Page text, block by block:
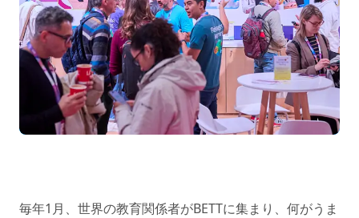
毎年1月、世界の教育関係者がBETTに集まり、何がうま